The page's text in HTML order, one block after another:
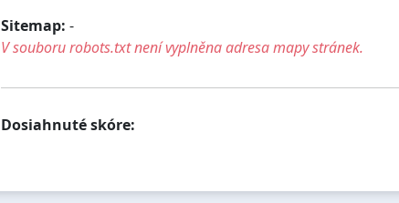
Sitemap: -
V souboru robots.txt není vyplněna adresa mapy stránek.
Dosiahnuté skóre: